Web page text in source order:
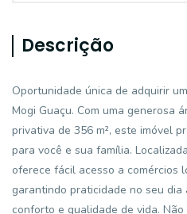
Descrição
Oportunidade única de adquirir
Mogi Guaçu. Com uma generosa
privativa de 356 m², este imóvel
para você e sua família.
oferece fácil acesso a comércios
garantindo praticidade no seu dia
conforto e qualidade de vida.